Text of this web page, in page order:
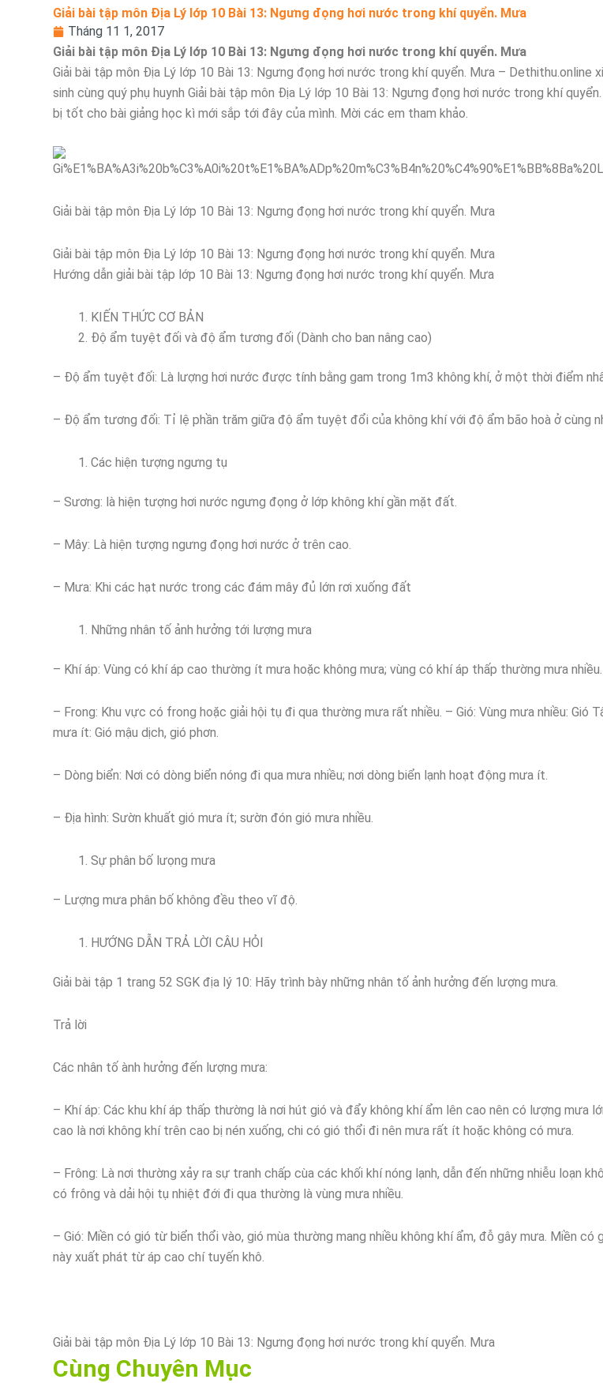
Giải bài tập môn Địa Lý lớp 10 Bài 13: Ngưng đọng hơi nước trong khí quyển. Mưa
Tháng 11 1, 2017
Giải bài tập môn Địa Lý lớp 10 Bài 13: Ngưng đọng hơi nước trong khí quyển. Mưa
Giải bài tập môn Địa Lý lớp 10 Bài 13: Ngưng đọng hơi nước trong khí quyển. Mưa – Dethithu.online
sinh cùng quý phụ huynh Giải bài tập môn Địa Lý lớp 10 Bài 13: Ngưng đọng hơi nước trong khí
bị tốt cho bài giảng học kì mới sắp tới đây của mình. Mời các em tham khảo.
Giải bài tập môn Địa Lý lớp 10 Bài 13: Ngưng đọng hơi nước trong khí quyển. Mưa
Giải bài tập môn Địa Lý lớp 10 Bài 13: Ngưng đọng hơi nước trong khí quyển. Mưa
Hướng dẫn giải bài tập lớp 10 Bài 13: Ngưng đọng hơi nước trong khí quyển. Mưa
KIẾN THỨC CƠ BẢN
Độ ẩm tuyệt đối và độ ẩm tương đối (Dành cho ban nâng cao)
– Độ ẩm tuyệt đối: Là lượng hơi nước được tính bằng gam trong 1m3 không khí, ở một thời điểm
– Độ ẩm tương đối: Tỉ lệ phần trăm giữa độ ẩm tuyệt đổi của không khí với độ ẩm bão hoà ở cùng
Các hiện tượng ngưng tụ
– Sương: là hiện tượng hơi nước ngưng đọng ở lớp không khí gần mặt đất.
– Mây: Là hiện tượng ngưng đọng hơi nước ở trên cao.
– Mưa: Khi các hạt nước trong các đám mây đủ lớn rơi xuống đất
Những nhân tố ảnh hưởng tới lượng mưa
– Khí áp: Vùng có khí áp cao thường ít mưa hoặc không mưa; vùng có khí áp thấp thường mưa nhiều.
– Frong: Khu vực có frong hoặc giải hội tụ đi qua thường mưa rất nhiều. – Gió: Vùng mưa nhiều: Gió
mưa ít: Gió mậu dịch, gió phơn.
– Dòng biển: Nơi có dòng biển nóng đi qua mưa nhiều; nơi dòng biển lạnh hoạt động mưa ít.
– Địa hình: Sườn khuất gió mưa ít; sườn đón gió mưa nhiều.
Sự phân bố lưọng mưa
– Lượng mưa phân bố không đều theo vĩ độ.
HƯỚNG DẪN TRẢ LỜI CÂU HỎI
Giải bài tập 1 trang 52 SGK địa lý 10: Hãy trình bày những nhân tố ảnh hưởng đến lượng mưa.
Trả lời
Các nhân tố ành hưởng đến lượng mưa:
– Khí áp: Các khu khí áp thấp thường là nơi hút gió và đẩy không khí ẩm lên cao nên có lượng mưa
cao là nơi không khí trên cao bị nén xuống, chi có gió thổi đi nên mưa rất ít hoặc không có mưa.
– Frông: Là nơi thường xảy ra sự tranh chấp cùa các khối khí nóng lạnh, dẫn đến những nhiễu loạn
có frông và dải hội tụ nhiệt đới đi qua thường là vùng mưa nhiều.
– Gió: Miền có gió từ biển thổi vào, gió mùa thường mang nhiều không khí ẩm, đỗ gây mưa. Miền có
này xuất phát từ áp cao chí tuyến khô.
Giải bài tập môn Địa Lý lớp 10 Bài 13: Ngưng đọng hơi nước trong khí quyển. Mưa
Cùng Chuyên Mục